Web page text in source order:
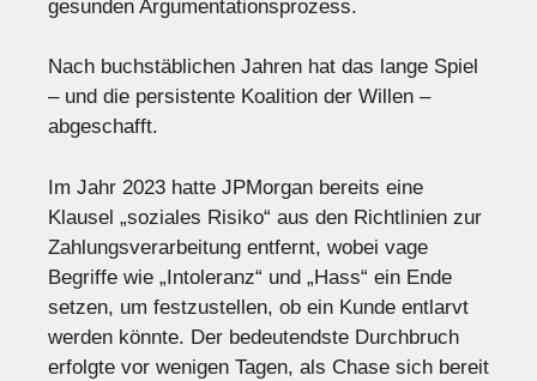
gesunden Argumentationsprozess.
Nach buchstäblichen Jahren hat das lange Spiel
– und die persistente Koalition der Willen –
abgeschafft.
Im Jahr 2023 hatte JPMorgan bereits eine
Klausel „soziales Risiko“ aus den Richtlinien zur
Zahlungsverarbeitung entfernt, wobei vage
Begriffe wie „Intoleranz“ und „Hass“ ein Ende
setzen, um festzustellen, ob ein Kunde entlarvt
werden könnte. Der bedeutendste Durchbruch
erfolgte vor wenigen Tagen, als Chase sich bereit